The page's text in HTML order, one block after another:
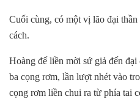
Cuối cùng, có một vị lão đại
cách.
Hoàng đế liền mời sứ giả đến
ba cọng rơm, lần lượt nhét vào
cọng rơm liền chui ra từ phía tai